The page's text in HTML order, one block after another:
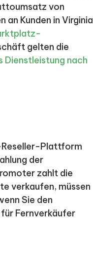
von
an Kunden in Virginia
gelten die
nach
Reseller-Plattform
der
zahlt die
verkaufen, müssen
Sie den
Fernverkäufer